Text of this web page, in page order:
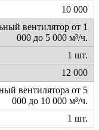
10 000
вентилятор от 1
000 до 5 000 м³/ч.
1 шт.
12 000
вентилятора от 5
000 до 10 000 м³/ч.
1 шт.